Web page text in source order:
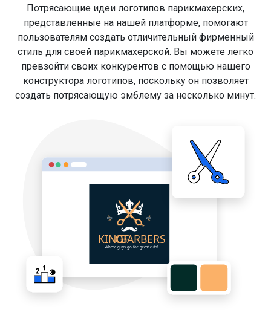
Потрясающие идеи логотипов парикмахерских,
представленные на нашей платформе, помогают
пользователям создать отличительный фирменный
стиль для своей парикмахерской. Вы можете легко
превзойти своих конкурентов с помощью нашего
конструктора логотипов, поскольку он позволяет
создать потрясающую эмблему за несколько минут.